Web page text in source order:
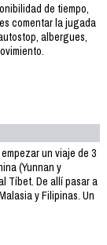
de tiempo,
comentar la jugada
albergues,
un viaje de 3
(Yunnan y
Tíbet. De allí pasar a
y Filipinas. Un